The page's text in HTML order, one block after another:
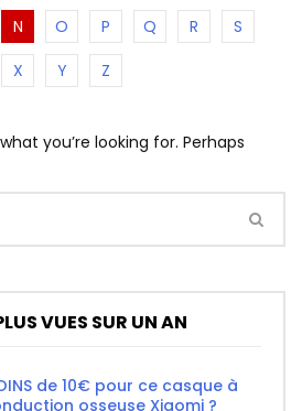
N O P Q R
S
X Y Z
you’re looking for. Perhaps
VUES SUR UN AN
de 10€ pour ce casque à
osseuse Xiaomi ?